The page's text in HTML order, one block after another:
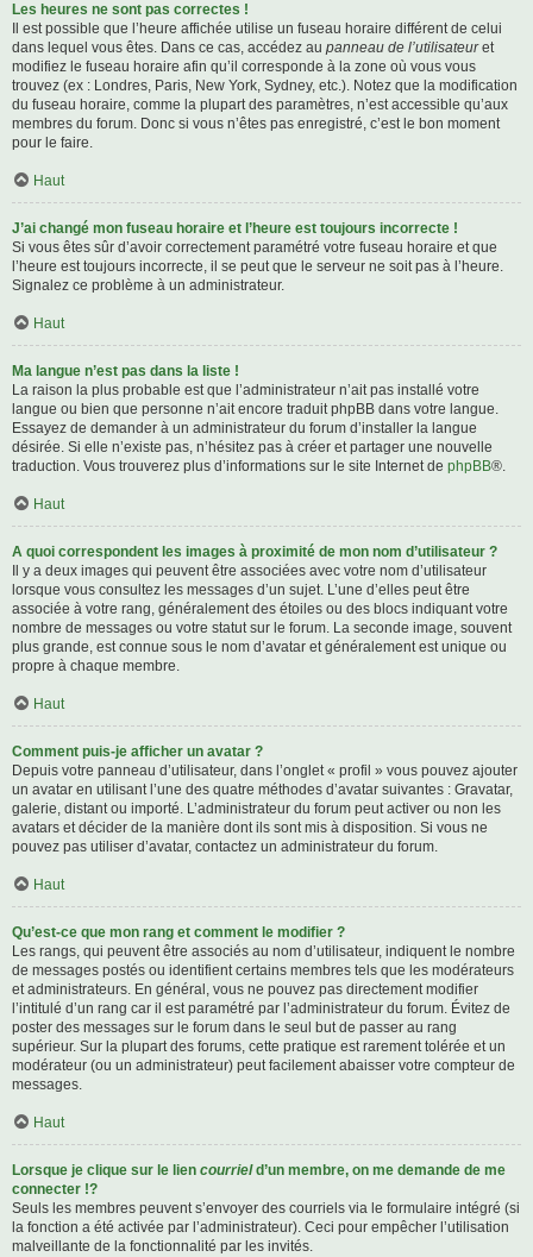
Les heures ne sont pas correctes !
Il est possible que l’heure affichée utilise un fuseau horaire différent de celui
dans lequel vous êtes. Dans ce cas, accédez au panneau de l’utilisateuret
modifiez le fuseau horaire afin qu’il corresponde à la zone où vous vous
trouvez (ex : Londres, Paris, New York, Sydney, etc.). Notez que la modification
du fuseau horaire, comme la plupart des paramètres, n’est accessible qu’aux
membres du forum. Donc si vous n’êtes pas enregistré, c’est le bon moment
pour le faire.
Haut
J’ai changé mon fuseau horaire et l’heure est toujours incorrecte !
Si vous êtes sûr d’avoir correctement paramétré votre fuseau horaire et que
l’heure est toujours incorrecte, il se peut que le serveur ne soit pas à l’heure.
Signalez ce problème à un administrateur.
Haut
Ma langue n’est pas dans la liste !
La raison la plus probable est que l’administrateur n’ait pas installé votre
langue ou bien que personne n’ait encore traduit phpBB dans votre langue.
Essayez de demander à un administrateur du forum d’installer la langue
désirée. Si elle n’existe pas, n’hésitez pas à créer et partager une nouvelle
traduction. Vous trouverez plus d’informations sur le site Internet de phpBB®.
Haut
A quoi correspondent les images à proximité de mon nom d’utilisateur ?
Il y a deux images qui peuvent être associées avec votre nom d’utilisateur
lorsque vous consultez les messages d’un sujet. L’une d’elles peut être
associée à votre rang, généralement des étoiles ou des blocs indiquant votre
nombre de messages ou votre statut sur le forum. La seconde image, souvent
plus grande, est connue sous le nom d’avatar et généralement est unique ou
propre à chaque membre.
Haut
Comment puis-je afficher un avatar ?
Depuis votre panneau d’utilisateur, dans l’onglet « profil » vous pouvez ajouter
un avatar en utilisant l’une des quatre méthodes d’avatar suivantes : Gravatar,
galerie, distant ou importé. L’administrateur du forum peut activer ou non les
avatars et décider de la manière dont ils sont mis à disposition. Si vous ne
pouvez pas utiliser d’avatar, contactez un administrateur du forum.
Haut
Qu’est-ce que mon rang et comment le modifier ?
Les rangs, qui peuvent être associés au nom d’utilisateur, indiquent le nombre
de messages postés ou identifient certains membres tels que les modérateurs
et administrateurs. En général, vous ne pouvez pas directement modifier
l’intitulé d’un rang car il est paramétré par l’administrateur du forum. Évitez de
poster des messages sur le forum dans le seul but de passer au rang
supérieur. Sur la plupart des forums, cette pratique est rarement tolérée et un
modérateur (ou un administrateur) peut facilement abaisser votre compteur de
messages.
Haut
Lorsque je clique sur le lien courrield’un membre, on me demande de me
connecter !?
Seuls les membres peuvent s’envoyer des courriels via le formulaire intégré (si
la fonction a été activée par l’administrateur). Ceci pour empêcher l’utilisation
malveillante de la fonctionnalité par les invités.